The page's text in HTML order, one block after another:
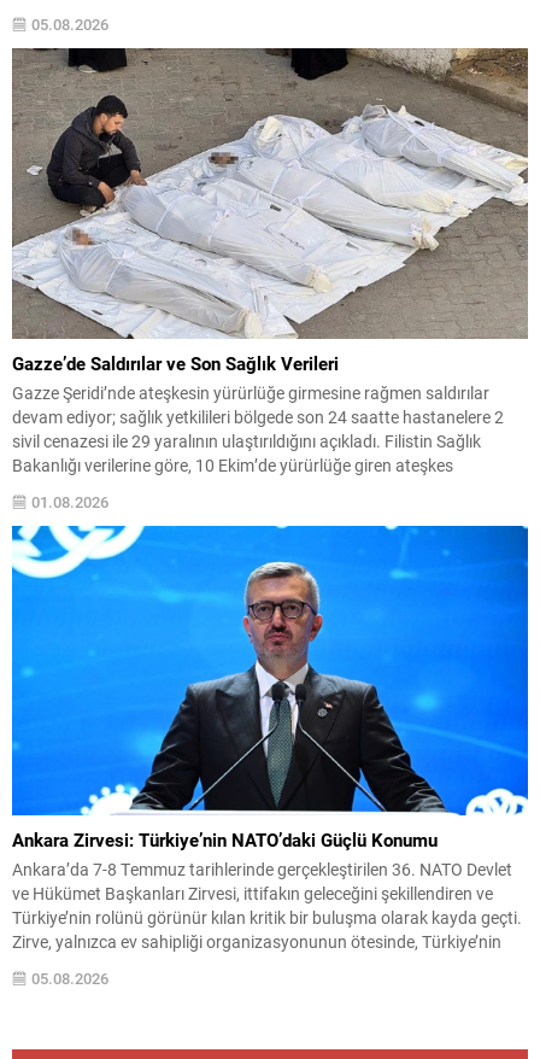
sosyal medya hesabından taraftarlara seslendi: “Trabzon hazır
mısın? Çok yakında...
05.08.2026
Gazze’de Saldırılar ve Son Sağlık Verileri
Gazze Şeridi’nde ateşkesin yürürlüğe girmesine rağmen saldırılar
devam ediyor; sağlık yetkilileri bölgede son 24 saatte hastanelere 2
sivil cenazesi ile 29 yaralının ulaştırıldığını açıkladı. Filistin Sağlık
Bakanlığı verilerine göre, 10 Ekim’de yürürlüğe giren ateşkes
bin 222 olarak kaydedildi....
01.08.2026
Ankara Zirvesi: Türkiye’nin NATO’daki Güçlü Konumu
Ankara’da 7-8 Temmuz tarihlerinde gerçekleştirilen 36. NATO Devlet
ve Hükümet Başkanları Zirvesi, ittifakın geleceğini şekillendiren ve
Türkiye’nin rolünü görünür kılan kritik bir buluşma olarak kayda geçti.
Zirve, yalnızca ev sahipliği organizasyonunun ötesinde, Türkiye’nin
stratejik iletişim ve diplomatik etkinliğini uluslararası arenada
pekiştirdi. Uluslararası güvenlik ortamı eş zamanlı ve çok boyutlu
05.08.2026